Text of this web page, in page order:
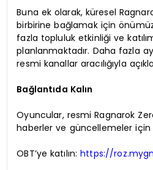
Buna ek olarak, küresel
birbirine bağlamak için
fazla topluluk etkinliği ve
planlanmaktadır. Daha fazla
resmi kanallar aracılığıyla
Bağlantıda Kalın
Oyuncular, resmi Ragnarok
haberler ve güncellemeler için
OBT’ye katılın: https://